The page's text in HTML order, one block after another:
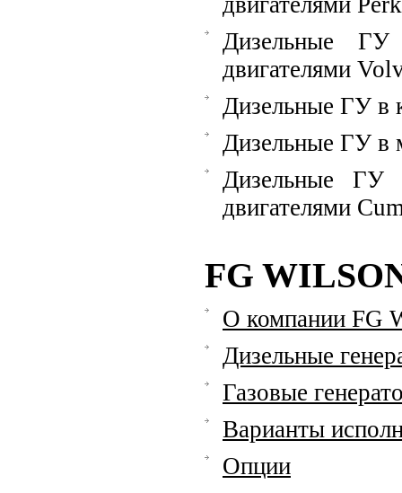
Дизельные ГУ
двигателями
Дизельные ГУ в
Дизельные ГУ в
Дизельные ГУ
двигателями
FG
О компании FG
Дизельные
Газовые
Варианты
Опции